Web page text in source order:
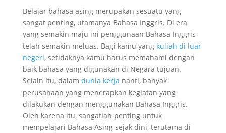
Belajar bahasa asing merupakan sesuatu yang
sangat penting, utamanya Bahasa Inggris. Di era
yang semakin maju ini penggunaan Bahasa Inggris
telah semakin meluas. Bagi kamu yang kuliah di luar
negeri, setidaknya kamu harus memahami dengan
baik bahasa yang digunakan di Negara tujuan.
Selain itu, dalam dunia kerja nanti, banyak
perusahaan yang menerapkan kegiatan yang
dilakukan dengan menggunakan Bahasa Inggris.
Oleh karena itu, sangatlah penting untuk
mempelajari Bahasa Asing sejak dini, terutama di